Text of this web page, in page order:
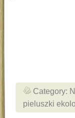
Category:
pieluszki